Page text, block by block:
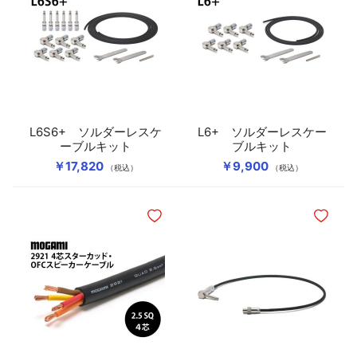
￥17,820 （税込）
L6S6+ ソルダーレスケ
ーブルキット
￥9,900 （税込）
L6+ ソルダーレスケー
ブルキット
ほしいものリストに追加 ほしい